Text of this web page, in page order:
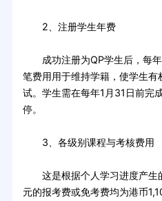
2、注册学生年费
成功注册为QP学生后，每年
笔费用用于维持学籍，使学生
试。学生需在每年1月31日前完
停。
3、各级别课程与考核费用
这是根据个人学习进度产生
元的报考费或免考费均为港币